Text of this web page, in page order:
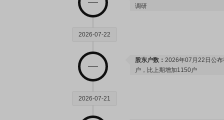
调研
2026-07-22
股东户数： 2026年07月22日公
户，比上期增加1150户
2026-07-21